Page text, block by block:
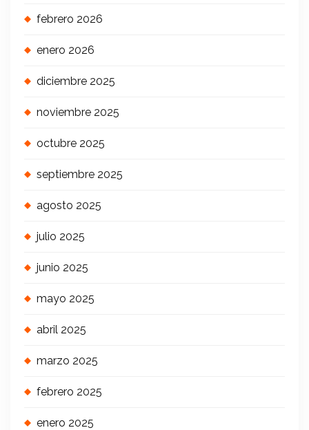
febrero 2026
enero 2026
diciembre 2025
noviembre 2025
octubre 2025
septiembre 2025
agosto 2025
julio 2025
junio 2025
mayo 2025
abril 2025
marzo 2025
febrero 2025
enero 2025